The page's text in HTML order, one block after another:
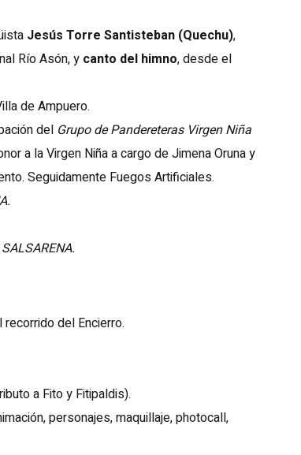
Jesús Torre Santisteban (Quechu),
Río Asón, y canto del himno, desde el
de Ampuero.
del Grupo de Pandereteras Virgen Niña
a la Virgen Niña a cargo de Jimena Oruna y
Seguidamente Fuegos Artificiales.
del Encierro.
a Fito y Fitipaldis).
personajes, maquillaje, photocall,